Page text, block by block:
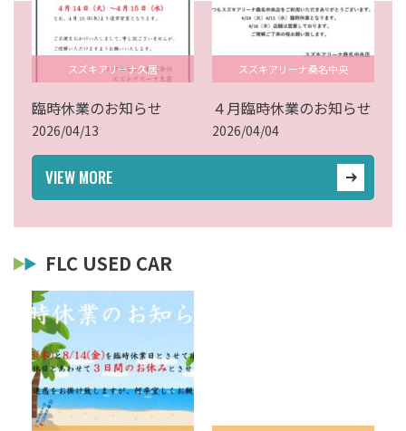
スズキアリーナ久居
臨時休業のお知らせ
2026/04/13
スズキアリーナ桑名中央
４月臨時休業のお知らせ
2026/04/04
VIEW MORE
FLC USED CAR